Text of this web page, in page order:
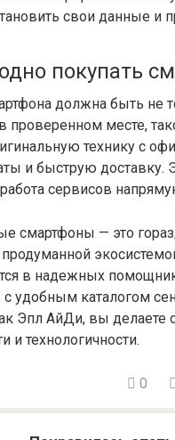
свои данные и
покупать
должна быть не
проверенном месте,
технику с
и быструю доставку.
сервисов
смартфоны — это
продуманной
в надежных
удобным каталогом
Эпл АйДи, вы делаете
и технологичности.
0